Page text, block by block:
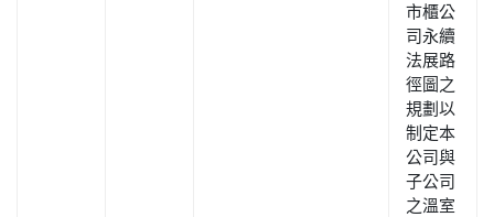
市櫃公
司永續
法展路
徑圖之
規劃以
制定本
公司與
子公司
之溫室